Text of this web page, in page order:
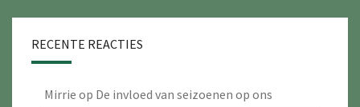
RECENTE REACTIES
Mirrie op De invloed van seizoenen op ons